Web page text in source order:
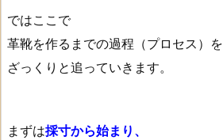
ではここで
革靴を作るまでの過程（プロセス）を
ざっくりと追っていきます。
まずは採寸から始まり、